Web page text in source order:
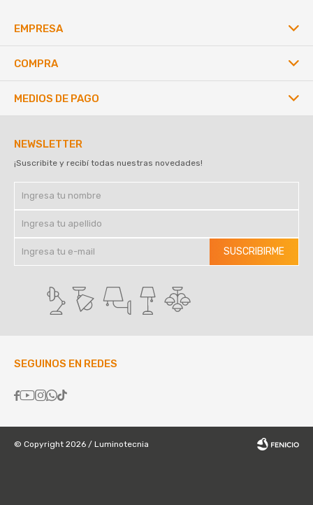
EMPRESA
COMPRA
NEWSLETTER
¡Suscribite y recibí todas nuestras novedades!
SUSCRIBIRME
SEGUINOS EN REDES

MEDIOS DE PAGO
© Copyright 2026 / Luminotecnia